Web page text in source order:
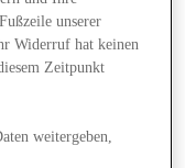
unserer
Widerruf hat keinen
Zeitpunkt
weitergeben,